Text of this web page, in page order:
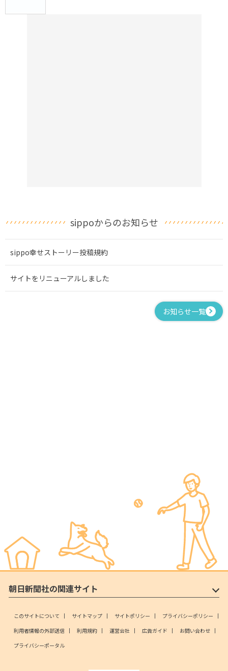
sippoからのお知らせ
sippo幸せストーリー投稿規約
サイトをリニューアルしました
お知らせ一覧
朝日新聞社の関連サイト
このサイトについて サイトマップ サイトポリシー
プライバシーポリシー
利用者情報の外部送信
利用規約 運営会社 広告ガイド
お問い合わせ
プライバシーポータル